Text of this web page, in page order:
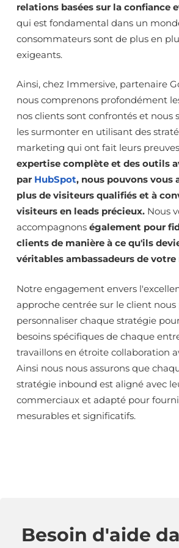
relations basées sur la confiance
qui est fondamental dans un
consommateurs sont de plus en
exigeants.
Ainsi, chez Immersive, partenaire
nous comprenons profondément
nos clients sont confrontés et nous
les surmonter en utilisant des
marketing qui ont fait leurs
expertise complète et des outils
par HubSpot, nous pouvons vous
plus de visiteurs qualifiés et à
visiteurs en leads précieux. Nous
accompagnons également pour
clients de manière à ce qu'ils
véritables ambassadeurs de votre
Notre engagement envers
approche centrée sur le client
personnaliser chaque stratégie
besoins spécifiques de chaque
travaillons en étroite collaboration
Ainsi nous nous assurons que
stratégie inbound est aligné avec
commerciaux et adapté pour
mesurables et significatifs.
Besoin d'aide